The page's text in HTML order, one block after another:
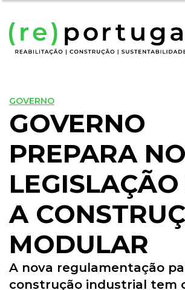
GOVERNO
GOVERNO
PREPARA
A
MODULAR
A nova regulamentação
construção industrial tem